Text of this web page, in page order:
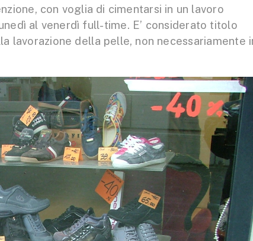
con voglia di cimentarsi in un lavoro
al venerdì full-time. E’ considerato titolo
lavorazione della pelle, non necessariamente